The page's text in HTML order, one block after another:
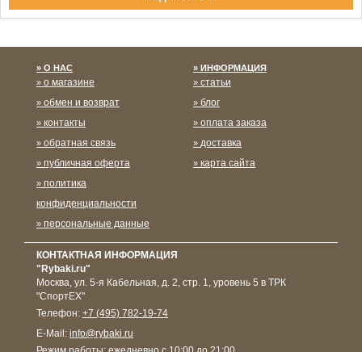
О НАС
о магазине
обмен и возврат
контакты
обратная связь
публичная оферта
политика
конфиденциальности
персональные данные
ИНФОРМАЦИЯ
статьи
блог
оплата заказа
доставка
карта сайта
КОНТАКТНАЯ ИНФОРМАЦИЯ
"Rybaki.ru"
Москва, ул. 5-я Кабельная, д. 2, стр. 1, уровень 5 в ТРК
"СпортЕХ"
Телефон: +7 (495) 782-19-74
E-Mail: info@rybaki.ru